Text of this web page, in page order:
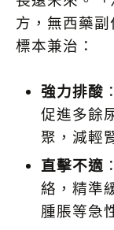
方，無西藥副
標本兼治：
強力排酸
促進多餘
聚，減輕
直擊不適
絡，精準
腫脹等急